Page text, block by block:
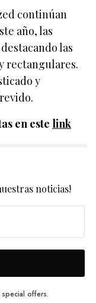
continúan
año, las
las
rectangulares.
y
en este link
noticias!
offers.